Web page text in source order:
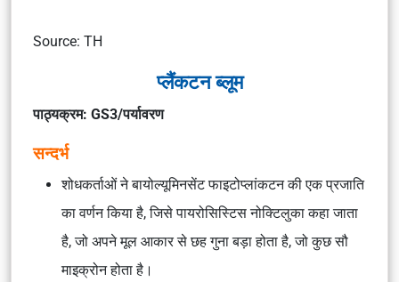
Source: TH
प्लैंकटन ब्लूम
पाठ्यक्रम: GS3/पर्यावरण
सन्दर्भ
शोधकर्ताओं ने बायोल्यूमिनसेंट फाइटोप्लांकटन की एक प्रजाति
का वर्णन किया है, जिसे पायरोसिस्टिस नोक्टिलुका कहा जाता
है, जो अपने मूल आकार से छह गुना बड़ा होता है, जो कुछ सौ
माइक्रोन होता है।